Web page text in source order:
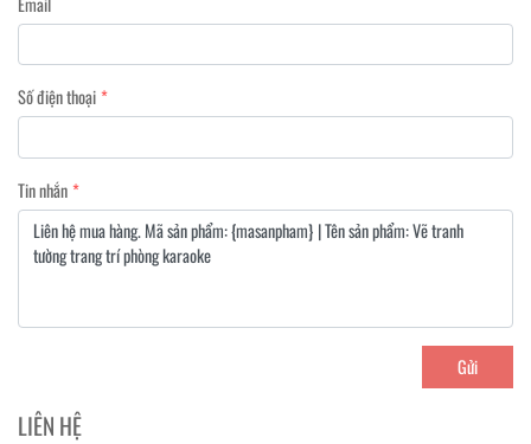
Số điện thoại
Tin nhắn
Gửi
LIÊN HỆ